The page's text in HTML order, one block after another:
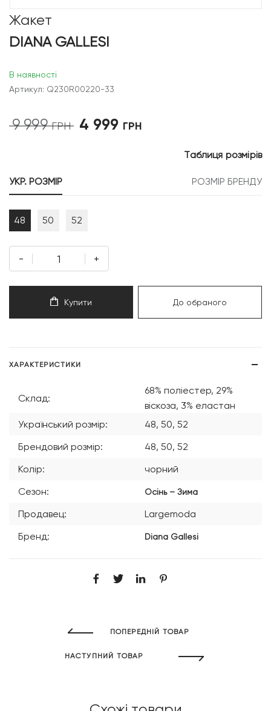
Жакет
DIANA GALLESI
В наявності
Артикул: Q230R00220-33
9 999ГРН
Оригінальна
4 999 ГРН
УКР. РОЗМІР
РОЗМІР БРЕНДУ
Таблиця розмірів
48 50 52
- +
Купити До обраного
ХАРАКТЕРИСТИКИ
Склад:
68% поліестер, 29%
віскоза, 3% еластан
Український розмір:
48, 50, 52
Брендовий розмір:
48, 50, 52
Колір:
чорний
Сезон:
Осінь – Зима
Продавец:
Largemoda
Бренд:
Diana Gallesi
ПОПЕРЕДНІЙ ТОВАР
НАСТУПНИЙ ТОВАР